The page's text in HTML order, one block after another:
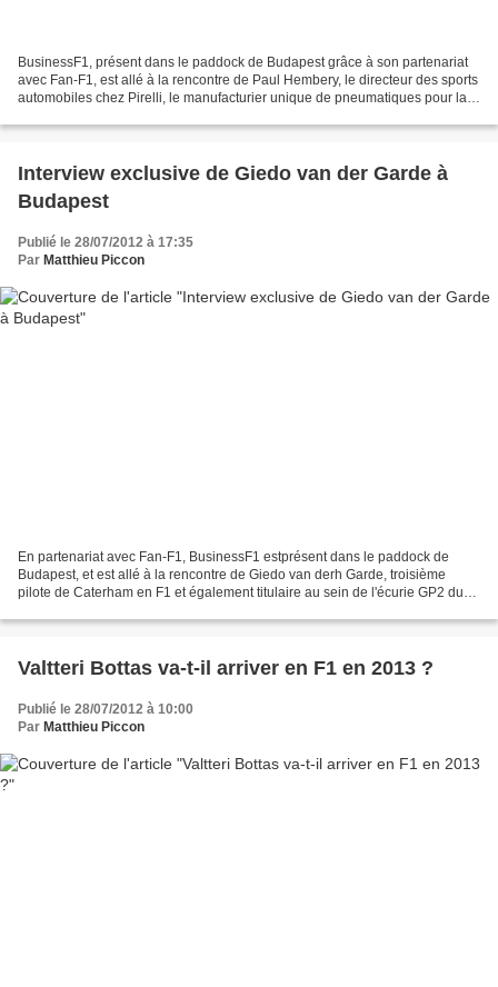
BusinessF1, présent dans le paddock de Budapest grâce à son partenariat
avec Fan-F1, est allé à la rencontre de Paul Hembery, le directeur des sports
automobiles chez Pirelli, le manufacturier unique de pneumatiques pour la
Interview exclusive de Giedo van der Garde à
Budapest
Publié le 28/07/2012 à 17:35
Par Matthieu Piccon
En partenariat avec Fan-F1, BusinessF1 estprésent dans le paddock de
Budapest, et est allé à la rencontre de Giedo van derh Garde, troisième
pilote de Caterham en F1 et également titulaire au sein de l'écurie GP2 du
Valtteri Bottas va-t-il arriver en F1 en 2013 ?
Publié le 28/07/2012 à 10:00
Par Matthieu Piccon